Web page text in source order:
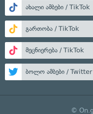
ახალი ამბები / TikTok
გართობა / TikTok
მეცნიერება / TikTok
ბოლო ამბები / Twitter
©